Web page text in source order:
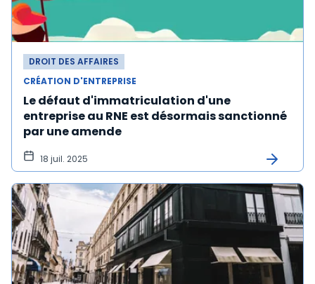
DROIT DES AFFAIRES
CRÉATION D'ENTREPRISE
Le défaut d'immatriculation d'une
entreprise au RNE est désormais sanctionné
par une amende
18 juil. 2025